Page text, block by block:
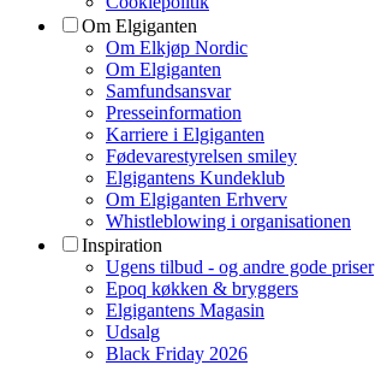
Om Elgiganten
Om Elkjøp Nordic
Om Elgiganten
Samfundsansvar
Presseinformation
Karriere i Elgiganten
Fødevarestyrelsen smiley
Elgigantens Kundeklub
Om Elgiganten Erhverv
Whistleblowing i organisationen
Inspiration
Ugens tilbud - og andre gode priser
Epoq køkken & bryggers
Elgigantens Magasin
Udsalg
Black Friday 2026